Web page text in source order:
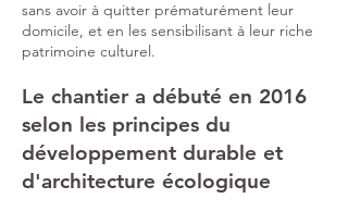
sans avoir à quitter prématurément leur
domicile, et en les sensibilisant à leur riche
patrimoine culturel.
Le chantier a débuté en 2016
selon les principes du
développement durable et
d'architecture écologique